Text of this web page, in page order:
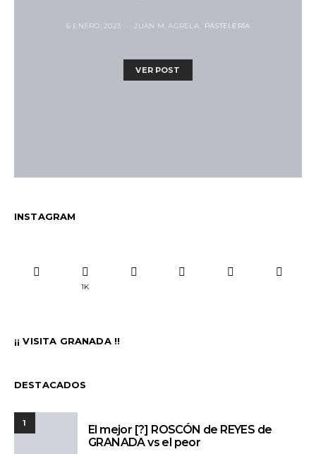
6 ENERO, 2023 JUAN M. AGRELA PASTELERÍA
VER POST
INSTAGRAM
1K
¡¡ VISITA GRANADA !!
DESTACADOS
1
El mejor [?] ROSCÓN de REYES de
GRANADA vs el peor